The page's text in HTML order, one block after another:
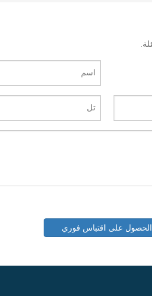
الحصول على اقتباس فوري